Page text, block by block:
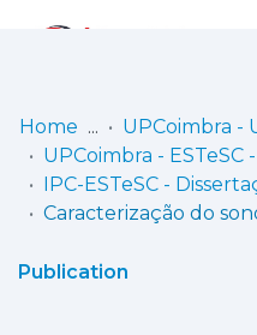
Communities
& Collections
Home
Publication